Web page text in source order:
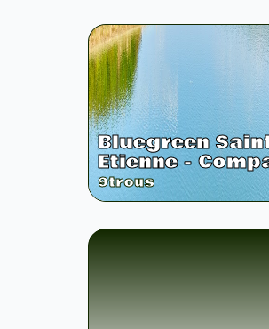
Bluegreen
Etienne -
9trous